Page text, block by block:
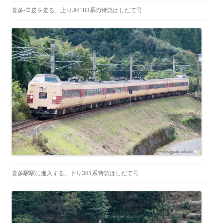
喜多-辛皮を走る、上りJR183系の特急はしだて号
喜多駅駅に進入する、下り381系特急はしだて号